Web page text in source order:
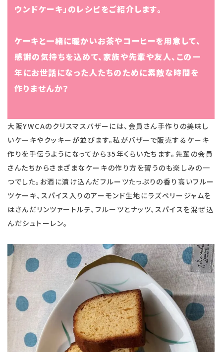
ウンドケーキ」のレシピをご紹介します。
ケーキと一緒に暖かいお茶やコーヒーを用意して、
感謝の気持ちを込めて、家族や先輩や友人、この一
年にお世話になった人たちのために素敵な時間を
作りませんか？
大阪YWCAのクリスマスバザーには、会員さん手作りの美味し
いケーキやクッキーが並びます。私がバザーで販売するケーキ
作りを手伝うようになってから35年くらいたちます。先輩の会員
さんたちからさまざまなケーキの作り方を習うのも楽しみの一
つでした。お酒に漬け込んだフルーツたっぷりの香り高いフルー
ツケーキ、スパイス入りのアーモンド生地にラズベリージャムを
はさんだリンツァートルテ、フルーツとナッツ、スパイスを混ぜ込
んだシュトーレン。